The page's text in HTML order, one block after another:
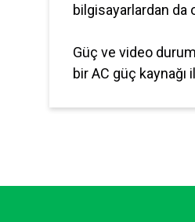
bilgisayarlardan da
Güç ve video
bir AC güç kaynağı